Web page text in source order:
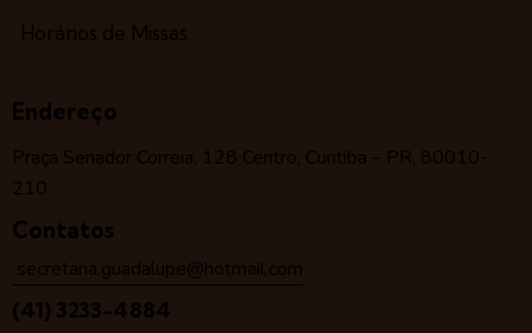
Horários de Missas
Endereço
Praça Senador Correia, 128 Centro, Curitiba – PR, 80010-
210
Contatos
secretaria.guadalupe@hotmail.com
(41) 3233-4884